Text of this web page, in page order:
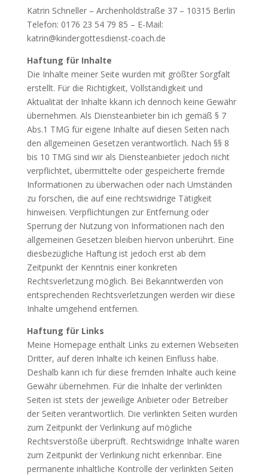
Katrin Schneller – Archenholdstraße 37 – 10315 Berlin
Telefon: 0176 23 54 79 85 – E-Mail:
katrin@kindergottesdienst-coach.de
Haftung für Inhalte
Die Inhalte meiner Seite wurden mit größter Sorgfalt
erstellt. Für die Richtigkeit, Vollständigkeit und
Aktualität der Inhalte kkann ich dennoch keine Gewähr
übernehmen. Als Diensteanbieter bin ich gemäß § 7
Abs.1 TMG für eigene Inhalte auf diesen Seiten nach
den allgemeinen Gesetzen verantwortlich. Nach §§ 8
bis 10 TMG sind wir als Diensteanbieter jedoch nicht
verpflichtet, übermittelte oder gespeicherte fremde
Informationen zu überwachen oder nach Umständen
zu forschen, die auf eine rechtswidrige Tätigkeit
hinweisen. Verpflichtungen zur Entfernung oder
Sperrung der Nutzung von Informationen nach den
allgemeinen Gesetzen bleiben hiervon unberührt. Eine
diesbezügliche Haftung ist jedoch erst ab dem
Zeitpunkt der Kenntnis einer konkreten
Rechtsverletzung möglich. Bei Bekanntwerden von
entsprechenden Rechtsverletzungen werden wir diese
Inhalte umgehend entfernen.
Haftung für Links
Meine Homepage enthält Links zu externen Webseiten
Dritter, auf deren Inhalte ich keinen Einfluss habe.
Deshalb kann ich für diese fremden Inhalte auch keine
Gewähr übernehmen. Für die Inhalte der verlinkten
Seiten ist stets der jeweilige Anbieter oder Betreiber
der Seiten verantwortlich. Die verlinkten Seiten wurden
zum Zeitpunkt der Verlinkung auf mögliche
Rechtsverstöße überprüft. Rechtswidrige Inhalte waren
zum Zeitpunkt der Verlinkung nicht erkennbar. Eine
permanente inhaltliche Kontrolle der verlinkten Seiten